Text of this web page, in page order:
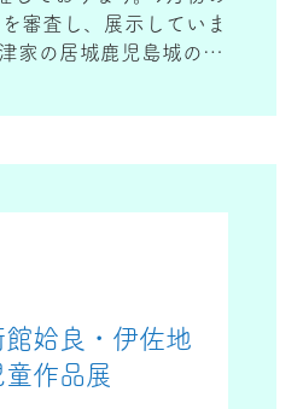
審査し、展示していま
家の居城鹿児島城の本
をゆったりとご覧いた
姶良・伊佐地
童作品展